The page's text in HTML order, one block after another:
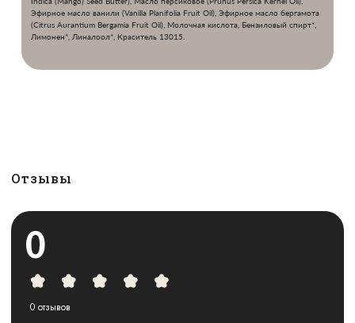
Эфирное масло ванили (Vanilla Planifolia Fruit Oil), Эфирное масло бергамота
(Citrus Aurantium Bergamia Fruit Oil), Молочная кислота, Бензиловый спирт*,
Лимонен*, Линалоол*, Краситель 13015.
Отзывы
0
0 отзывов